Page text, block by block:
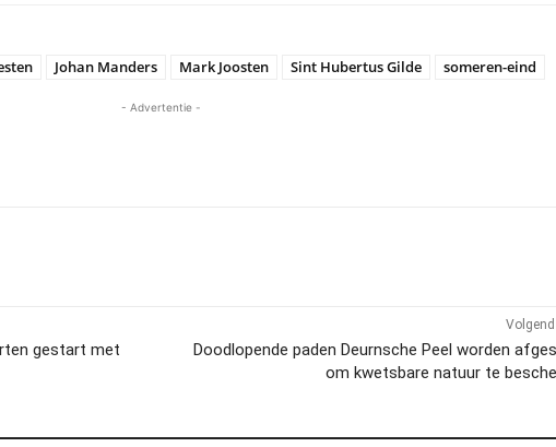
Johan Manders Mark Joosten Sint Hubertus Gilde someren-eind
- Advertentie -
gestart met
Doodlopende paden Deurnsche Peel worden
om kwetsbare natuur te